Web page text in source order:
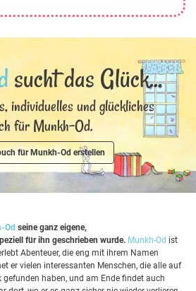
sucht das Glück...
individuelles und glückliches
für Munkh-Od.
für Munkh-Od erstellen
Od seine ganz eigene,
für ihn geschrieben wurde. Munkh-Od ist
Abenteuer, die eng mit ihrem Namen
er vielen interessanten Menschen, die alle auf
haben, und am Ende findet auch